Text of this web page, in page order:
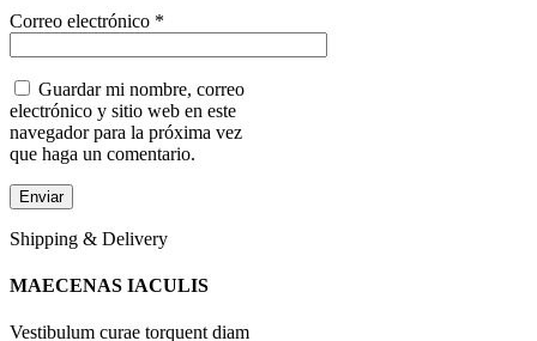
Correo electrónico *
Guardar mi nombre, correo
electrónico y sitio web en este
navegador para la próxima vez
que haga un comentario.
Shipping & Delivery
MAECENAS IACULIS
Vestibulum curae torquent diam